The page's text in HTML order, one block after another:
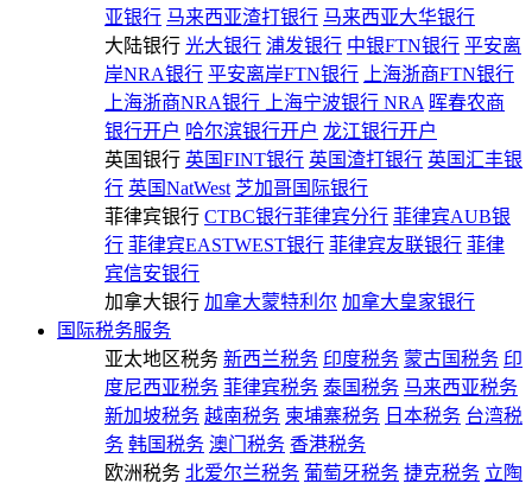
亚银行 马来西亚渣打银行 马来西亚大华银行
大陆银行 光大银行 浦发银行 中银FTN银行 平安离
岸NRA银行 平安离岸FTN银行
上海浙商FTN银行
上海浙商NRA银行
上海宁波银行 NRA 晖春农商
银行开户 哈尔滨银行开户 龙江银行开户
英国银行 英国FINT银行 英国渣打银行 英国汇丰银
行 英国NatWest 芝加哥国际银行
菲律宾银行 CTBC银行菲律宾分行 菲律宾AUB银
行 菲律宾EASTWEST银行 菲律宾友联银行 菲律
宾信安银行
加拿大银行 加拿大蒙特利尔 加拿大皇家银行
国际税务服务
亚太地区税务 新西兰税务 印度税务 蒙古国税务 印
度尼西亚税务 菲律宾税务 泰国税务 马来西亚税务
新加坡税务 越南税务 柬埔寨税务 日本税务 台湾税
务 韩国税务 澳门税务 香港税务
欧洲税务 北爱尔兰税务 葡萄牙税务 捷克税务 立陶